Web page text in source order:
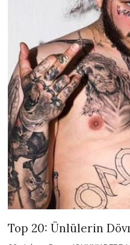
Top 20: Ünlülerin